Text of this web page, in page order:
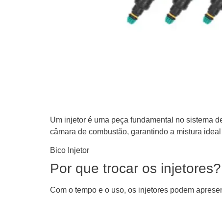
Um injetor é uma peça fundamental no sistema
câmara de combustão, garantindo a mistura
Bico Injetor
Por que trocar os injetores?
Com o tempo e o uso, os injetores podem